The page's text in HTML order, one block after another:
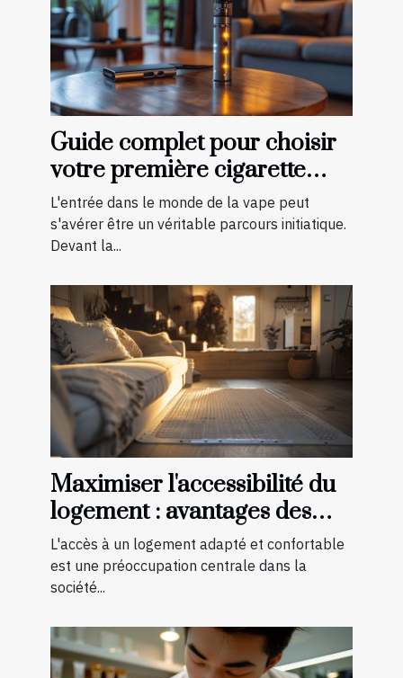
Guide complet pour choisir
votre première cigarette
électronique
L'entrée dans le monde de la vape peut
s'avérer être un véritable parcours initiatique.
Devant la...
Maximiser l'accessibilité du
logement : avantages des
aménagements préventifs
L'accès à un logement adapté et confortable
est une préoccupation centrale dans la
société...